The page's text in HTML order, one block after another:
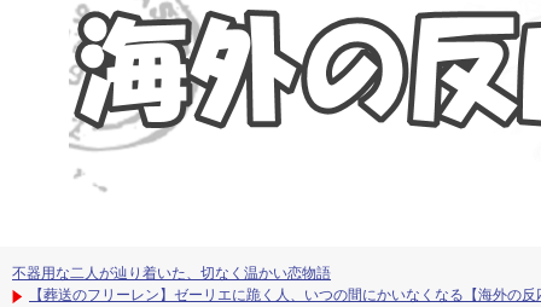
不器用な二人が辿り着いた、切なく温かい恋物語
【葬送のフリーレン】ゼーリエに跪く人、いつの間にかいなくなる【海外の反